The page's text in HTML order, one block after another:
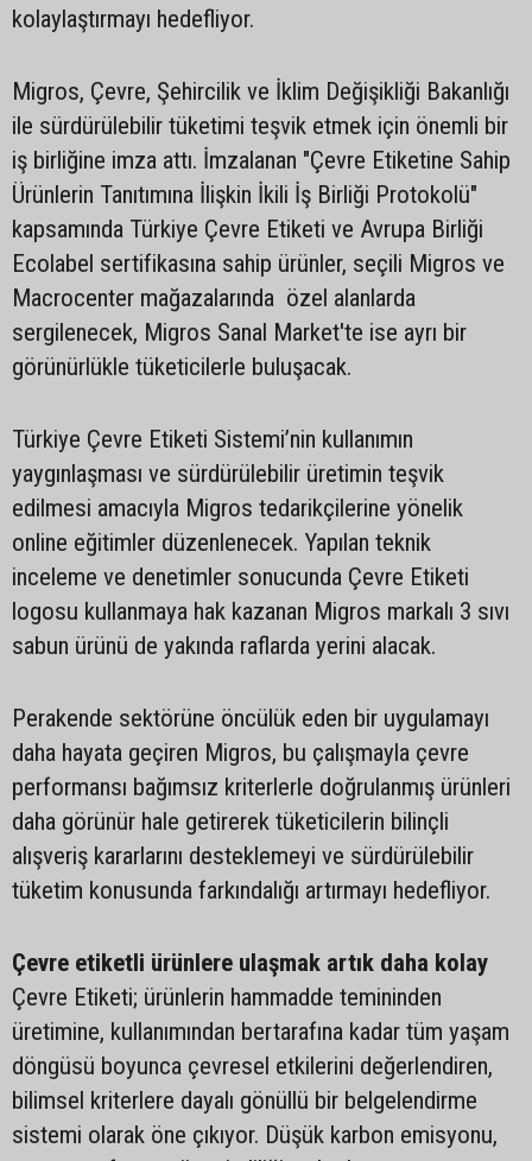
kolaylaştırmayı hedefliyor.
Migros, Çevre, Şehircilik ve İklim Değişikliği Bakanlığı
ile sürdürülebilir tüketimi teşvik etmek için önemli bir
iş birliğine imza attı. İmzalanan "Çevre Etiketine Sahip
Ürünlerin Tanıtımına İlişkin İkili İş Birliği Protokolü"
kapsamında Türkiye Çevre Etiketi ve Avrupa Birliği
Ecolabel sertifikasına sahip ürünler, seçili Migros ve
Macrocenter mağazalarında özel alanlarda
sergilenecek, Migros Sanal Market'te ise ayrı bir
görünürlükle tüketicilerle buluşacak.
Türkiye Çevre Etiketi Sistemi’nin kullanımın
yaygınlaşması ve sürdürülebilir üretimin teşvik
edilmesi amacıyla Migros tedarikçilerine yönelik
online eğitimler düzenlenecek. Yapılan teknik
inceleme ve denetimler sonucunda Çevre Etiketi
logosu kullanmaya hak kazanan Migros markalı 3 sıvı
sabun ürünü de yakında raflarda yerini alacak.
Perakende sektörüne öncülük eden bir uygulamayı
daha hayata geçiren Migros, bu çalışmayla çevre
performansı bağımsız kriterlerle doğrulanmış ürünleri
daha görünür hale getirerek tüketicilerin bilinçli
alışveriş kararlarını desteklemeyi ve sürdürülebilir
tüketim konusunda farkındalığı artırmayı hedefliyor.
Çevre etiketli ürünlere ulaşmak artık daha kolay
Çevre Etiketi; ürünlerin hammadde temininden
üretimine, kullanımından bertarafına kadar tüm yaşam
döngüsü boyunca çevresel etkilerini değerlendiren,
bilimsel kriterlere dayalı gönüllü bir belgelendirme
sistemi olarak öne çıkıyor. Düşük karbon emisyonu,